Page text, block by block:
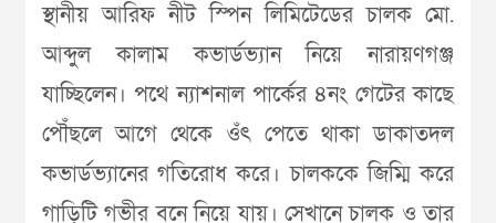
স্থানীয় আরিফ নীট স্পিন লিমিটেডের চালক মো.
আব্দুল কালাম কভার্ডভ্যান নিয়ে নারায়ণগঞ্জ
যাচ্ছিলেন। পথে ন্যাশনাল পার্কের ৪নং গেটের কাছে
পৌঁছলে আগে থেকে ওঁৎ পেতে থাকা ডাকাতদল
কভার্ডভ্যানের গতিরোধ করে। চালককে জিম্মি করে
গাড়িটি গভীর বনে নিয়ে যায়। সেখানে চালক ও তার